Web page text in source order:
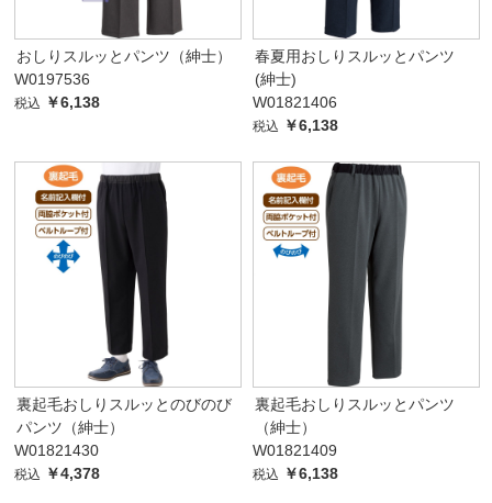
おしりスルッとパンツ（紳士）
W0197536
税込 ￥6,138
春夏用おしりスルッとパンツ
(紳士)
W01821406
税込 ￥6,138
裏起毛おしりスルッとのびのび
パンツ（紳士）
W01821430
税込 ￥4,378
裏起毛おしりスルッとパンツ
（紳士）
W01821409
税込 ￥6,138